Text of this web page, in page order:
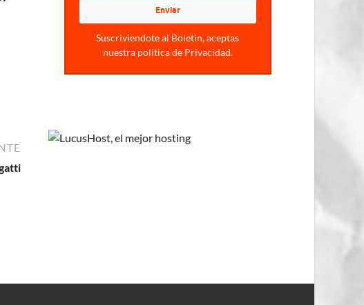
Suscriviendote al Boletin, aceptas
nuestra politica de Privacidad.